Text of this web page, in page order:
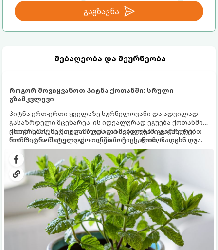
გაგზავნა
მებაღეობა და მეურნეობა
როგორ მოვიყვანოთ პიტნა ქოთანში: სრული
გზამკვლევი
პიტნა ერთ-ერთი ყველაზე სურნელოვანი და ადვილად
გასაზრდელი მცენარეა. ის იდეალურად ეგუება ქოთანში
ცხოვრებას, მეტიც, გამოცდილი მებაღეები გვირჩევენ,
რომ პიტნა მხოლოდ ქოთანში მოვიყვანოთ, რადგან ღია
გრუნტში (ბაღში) დარგვისას ის ფესვებით ძალიან
სწრაფად ვრცელდება და სხვა მცენარეებს ავიწროებს.
ქოთნის პიტნა მთელი წლის განმავლობაში გაგახარებთ
ნორჩი, არომატული ფოთლებით ჩაის, ლიმონათისა თუ
კერძებისთვის.